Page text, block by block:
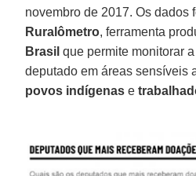
novembro de 2017. Os dados
Ruralômetro, ferramenta
Brasil que permite monitorar
deputado em áreas sensíveis
povos indígenas e